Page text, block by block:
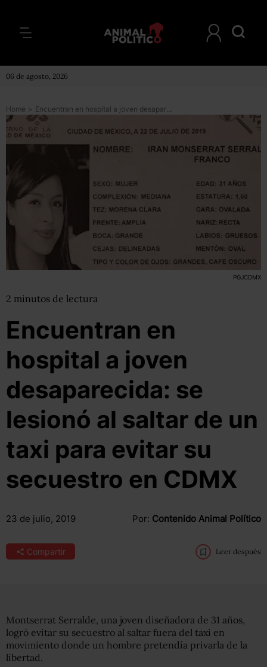
06 de agosto, 2026
Home > Encuentran en hospital a joven desaparecida: se lesionó al saltar de un taxi para evitar su secuestro en CDMX
PGJCDMX
2 minutos de lectura
Encuentran en
hospital a joven
desaparecida: se
lesionó al saltar de un
taxi para evitar su
secuestro en CDMX
23 de julio, 2019 Por: Contenido Animal Político
Compartir Leer después
Montserrat Serralde, una joven diseñadora de 31 años,
logró evitar su secuestro al saltar fuera del taxi en
movimiento donde un hombre pretendía privarla de la
libertad.